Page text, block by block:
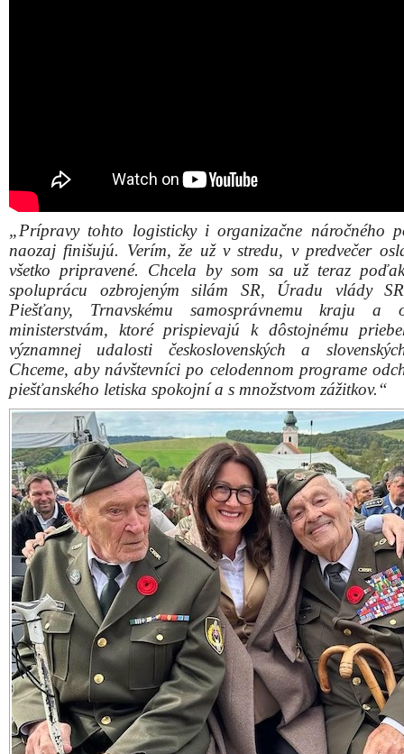
Karin Silberhorn s veteránmi
Poďme pekne po poriadku, ktoré najdôležitejšie
máte pre návštevníkov štvrtkových osláv?
„Predovšetkým by som rada spomenula, že sme
s deťmi ale aj pre všetky vekové kategórie pripravili
zaujímavý program. Bude to prierez histórie, ale aj
spomienok, návratov, edukácie, ukážok historickej
i modernej vojenskej techniky, prezentačných
zábavy a spoločenského vyžitia.“